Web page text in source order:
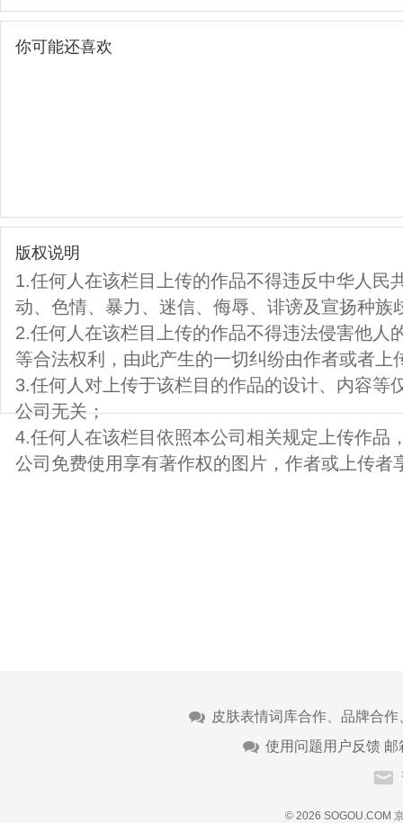
你可能还喜欢
版权说明
1.任何人在该栏目上传的作品不得违反中华人民
动、色情、暴力、迷信、侮辱、诽谤及宣扬种族
2.任何人在该栏目上传的作品不得违法侵害他人
等合法权利，由此产生的一切纠纷由作者或者上
3.任何人对上传于该栏目的作品的设计、内容等
公司无关；
4.任何人在该栏目依照本公司相关规定上传作品
公司免费使用享有著作权的图片，作者或上传者
皮肤表情词库合作、品牌合
使用问题用户反馈 邮
© 2026 SOGOU.COM